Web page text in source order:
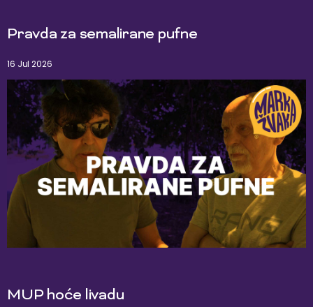
Pravda za semalirane pufne
16 Jul 2026
MUP hoće livadu